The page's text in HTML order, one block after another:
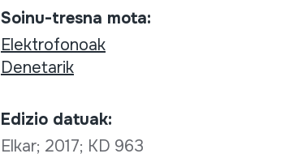
Soinu-tresna mota:
Elektrofonoak
Denetarik
Edizio datuak:
Elkar; 2017; KD 963